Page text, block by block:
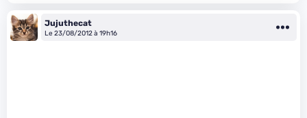
Jujuthecat
Le 23/08/2012 à 19h16